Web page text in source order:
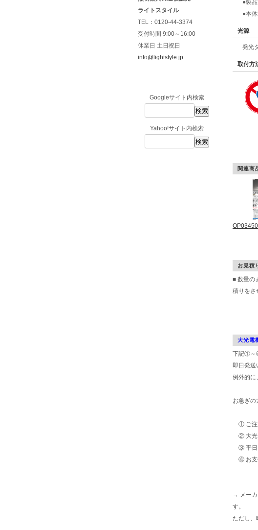
ライトスタイル
TEL：0120-44-3374
受付時間 9:00～16:00
休業日 土日祝日
info@lightstyle.jp
Googleサイト内検索
Yahoo!サイト内検索
●製
●本
光源
発光
取付方
関連商
お見積
■ 数量の
積りをさ
大光電
下記①～
即日発送
例外的に
お急ぎの
① ご注
② 大光
③ 平日
④ お支
→ メーカ
す。
ただし、